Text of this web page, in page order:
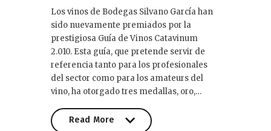
Los vinos de Bodegas Silvano García han
sido nuevamente premiados por la
prestigiosa Guía de Vinos Catavinum
2.010. Esta guía, que pretende servir de
referencia tanto para los profesionales
del sector como para los amateurs del
vino, ha otorgado tres medallas, oro,…
Read More